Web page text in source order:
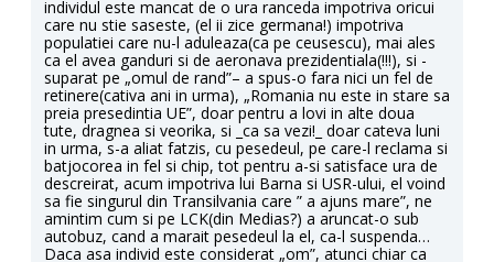
individul este mancat de o ura ranceda impotriva oricui
care nu stie saseste, (el ii zice germana!) impotriva
populatiei care nu-l aduleaza(ca pe ceusescu), mai ales
ca el avea ganduri si de aeronava prezidentiala(!!!), si -
suparat pe „omul de rand”– a spus-o fara nici un fel de
retinere(cativa ani in urma), „Romania nu este in stare sa
preia presedintia UE”, doar pentru a lovi in alte doua
tute, dragnea si veorika, si _ca sa vezi!_ doar cateva luni
in urma, s-a aliat fatzis, cu pesedeul, pe care-l reclama si
batjocorea in fel si chip, tot pentru a-si satisface ura de
descreirat, acum impotriva lui Barna si USR-ului, el voind
sa fie singurul din Transilvania care ” a ajuns mare”, ne
amintim cum si pe LCK(din Medias?) a aruncat-o sub
autobuz, cand a marait pesedeul la el, ca-l suspenda…
Daca asa individ este considerat „om”, atunci chiar ca